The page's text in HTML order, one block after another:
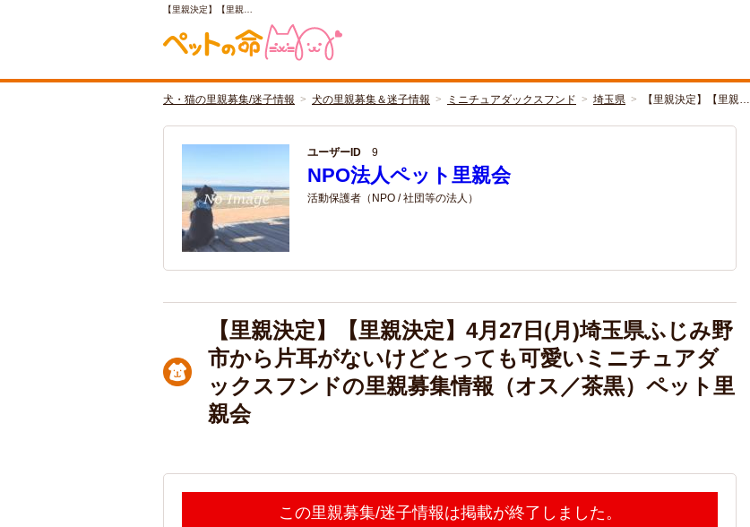
【里親決定】【里親…
犬・猫の里親募集/迷子情報 犬の里親募集＆迷子情報 ミニチュアダックスフンド 埼玉県 【里親決定】【里親…
ユーザーID 9
NPO法人ペット里親会
活動保護者（NPO / 社団等の法人）
【里親決定】【里親決定】4月27日(月)埼玉県ふじみ野
市から片耳がないけどとっても可愛いミニチュアダ
ックスフンドの里親募集情報（オス／茶黒）ペット里
親会
この里親募集/迷子情報は掲載が終了しました。